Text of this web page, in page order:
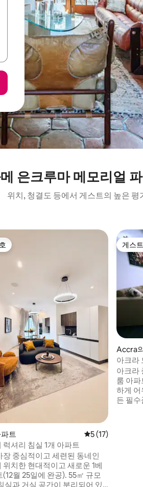
은크루마 메모리얼
위치, 청결도 등에서 게스트의 높은
기 13개
트 평점 5점(5점 만점
5 (17)
럭셔리 침실 1개 아파트
장 중심적이고 세련된 동네인
위치한 현대적이고 새로운 1베
25일에 완공). 55㎡ 규모
실과 거실 공간이 분리되어 있
게스
게스
Accra
아크라
플레이
아크라
룸 아
하게 어우러
든 필수